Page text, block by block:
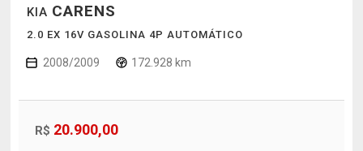
KIA CARENS
2.0 EX 16V GASOLINA 4P AUTOMÁTICO
2008/2009 172.928 km
R$ 20.900,00